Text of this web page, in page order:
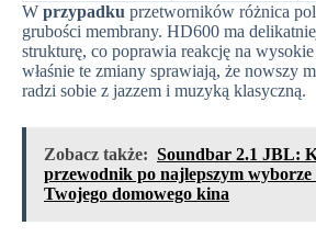
W przypadku przetworników różnica
grubości membrany. HD600 ma
strukturę, co poprawia reakcję na
właśnie te zmiany sprawiają, że nowszy
radzi sobie z jazzem i muzyką klasyczną.
Zobacz także: Soundbar 2.1 JBL:
przewodnik po najlepszym wyborze
Twojego domowego kina